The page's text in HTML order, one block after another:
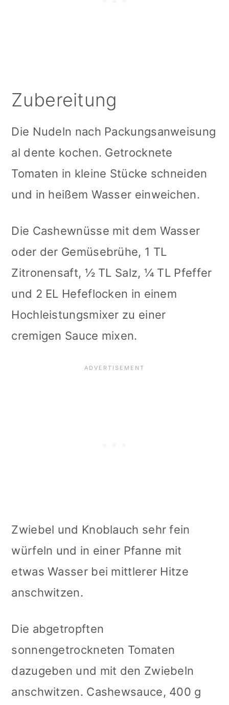
Zubereitung
Die Nudeln nach Packungsanweisung
al dente kochen. Getrocknete
Tomaten in kleine Stücke schneiden
und in heißem Wasser einweichen.
Die Cashewnüsse mit dem Wasser
oder der Gemüsebrühe, 1 TL
Zitronensaft, ½ TL Salz, ¼ TL Pfeffer
und 2 EL Hefeflocken in einem
Hochleistungsmixer zu einer
cremigen Sauce mixen.
Zwiebel und Knoblauch sehr fein
würfeln und in einer Pfanne mit
etwas Wasser bei mittlerer Hitze
anschwitzen.
Die abgetropften
sonnengetrockneten Tomaten
dazugeben und mit den Zwiebeln
anschwitzen. Cashewsauce, 400 g